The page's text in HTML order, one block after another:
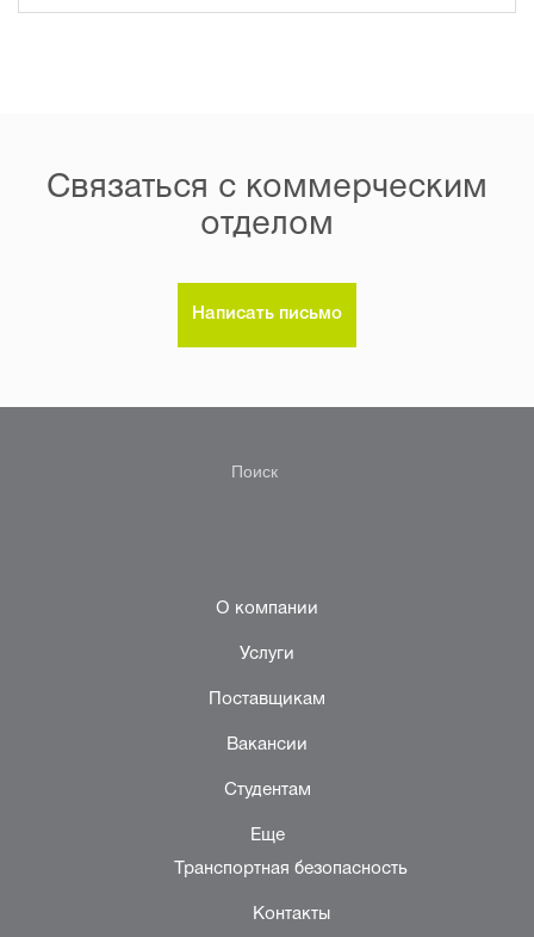
Связаться с коммерческим
отделом
Написать письмо
О компании
Услуги
Поставщикам
Вакансии
Студентам
Еще
Транспортная безопасность
Контакты